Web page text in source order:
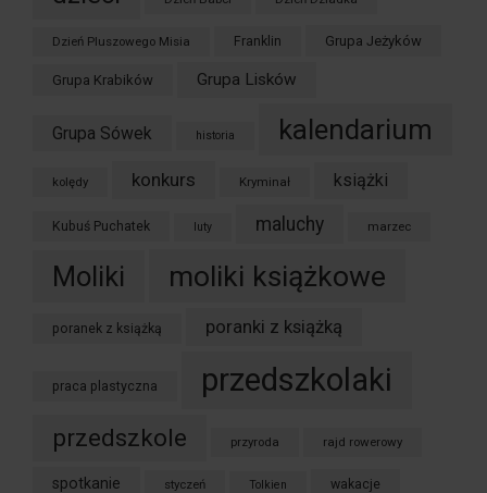
Dzień Pluszowego Misia Franklin Grupa Jeżyków
Grupa Krabików Grupa Lisków
Grupa Sówek historia kalendarium
kolędy konkurs Kryminał książki
Kubuś Puchatek luty maluchy marzec
Moliki moliki książkowe
poranek z książką poranki z książką
praca plastyczna przedszkolaki
przedszkole przyroda rajd rowerowy
spotkanie styczeń Tolkien wakacje